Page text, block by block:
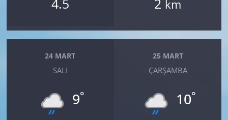
4.5 2 km
24 MART
SALI
9°
25 MART
ÇARŞAMBA
10°